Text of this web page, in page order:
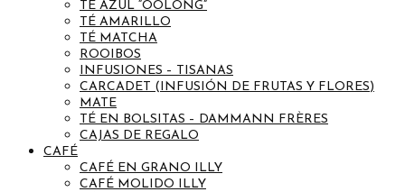
TÉ AZUL “OOLONG”
TÉ AMARILLO
TÉ MATCHA
ROOIBOS
INFUSIONES – TISANAS
CARCADET (INFUSIÓN DE FRUTAS Y FLORES)
MATE
TÉ EN BOLSITAS – DAMMANN FRÈRES
CAJAS DE REGALO
CAFÉ
CAFÉ EN GRANO ILLY
CAFÉ MOLIDO ILLY